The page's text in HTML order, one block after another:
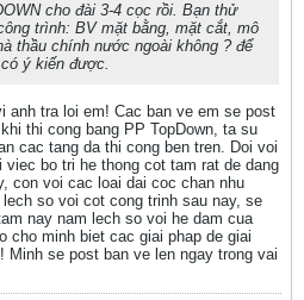
cho đài 3-4 cọc rồi. Bạn thử
trình: BV mặt bằng, mặt cắt, mô
thầu chính nước ngoài không ? để
ý kiến được.
anh tra loi em! Cac ban ve em se post
thi cong bang PP TopDown, ta su
cac tang da thi cong ben tren. Doi voi
bo tri he thong cot tam rat de dang
con voi cac loai dai coc chan nhu
so voi cot cong trinh sau nay, se
nay nam lech so voi he dam cua
cho minh biet cac giai phap de giai
Minh se post ban ve len ngay trong vai